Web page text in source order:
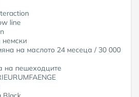
line
немски
на маслото 24 месеца / 30 000
на пешеходците